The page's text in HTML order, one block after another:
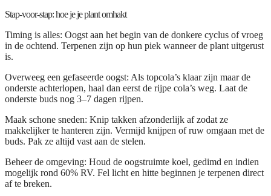
Stap-voor-stap: hoe je je plant omhakt
Timing is alles: Oogst aan het begin van de donkere cyclus of vroeg
in de ochtend. Terpenen zijn op hun piek wanneer de plant uitgerust
is.
Overweeg een gefaseerde oogst: Als topcola’s klaar zijn maar de
onderste achterlopen, haal dan eerst de rijpe cola’s weg. Laat de
onderste buds nog 3–7 dagen rijpen.
Maak schone sneden: Knip takken afzonderlijk af zodat ze
makkelijker te hanteren zijn. Vermijd knijpen of ruw omgaan met de
buds. Pak ze altijd vast aan de stelen.
Beheer de omgeving: Houd de oogstruimte koel, gedimd en indien
mogelijk rond 60% RV. Fel licht en hitte beginnen je terpenen direct
af te breken.